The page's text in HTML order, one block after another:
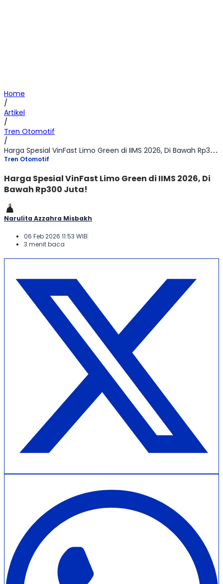
Home
/
Artikel
/
Tren Otomotif
/
Harga Spesial VinFast Limo Green di IIMS 2026, Di Bawah Rp300 Juta!
Tren Otomotif
Harga Spesial VinFast Limo Green di IIMS 2026, Di
Bawah Rp300 Juta!
Narulita Azzahra Misbakh
06 Feb 2026 11:53 WIB
3 menit baca